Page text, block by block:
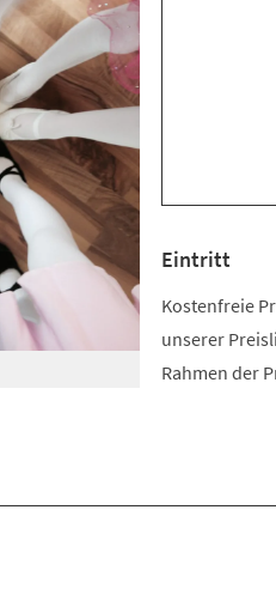
Eintritt
Kostenfreie
unserer
Rahmen der